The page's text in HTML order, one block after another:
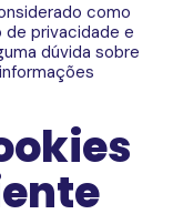
como
privacidade e
dúvida sobre